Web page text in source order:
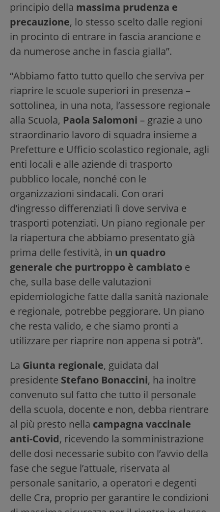
principio della massima prudenza e
precauzione, lo stesso scelto dalle regioni
in procinto di entrare in fascia arancione e
da numerose anche in fascia gialla”.
“Abbiamo fatto tutto quello che serviva per
riaprire le scuole superiori in presenza –
sottolinea, in una nota, l’assessore regionale
alla Scuola, Paola Salomoni – grazie a uno
straordinario lavoro di squadra insieme a
Prefetture e Ufficio scolastico regionale, agli
enti locali e alle aziende di trasporto
pubblico locale, nonché con le
organizzazioni sindacali. Con orari
d’ingresso differenziati lì dove serviva e
trasporti potenziati. Un piano regionale per
la riapertura che abbiamo presentato già
prima delle festività, in un quadro
generale che purtroppo è cambiato e
che, sulla base delle valutazioni
epidemiologiche fatte dalla sanità nazionale
e regionale, potrebbe peggiorare. Un piano
che resta valido, e che siamo pronti a
utilizzare per riaprire non appena si potrà”.
La Giunta regionale, guidata dal
presidente Stefano Bonaccini, ha inoltre
convenuto sul fatto che tutto il personale
della scuola, docente e non, debba rientrare
al più presto nella campagna vaccinale
anti-Covid, ricevendo la somministrazione
delle dosi necessarie subito con l’avvio della
fase che segue l’attuale, riservata al
personale sanitario, a operatori e degenti
delle Cra, proprio per garantire le condizioni